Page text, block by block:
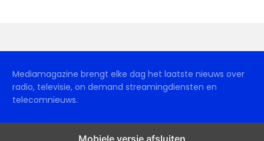
Mediamagazine brengt elke dag het laatste nieuws over
radio, televisie, on demand streamingdiensten en
telecomnieuws.
Mobiele versie afsluiten